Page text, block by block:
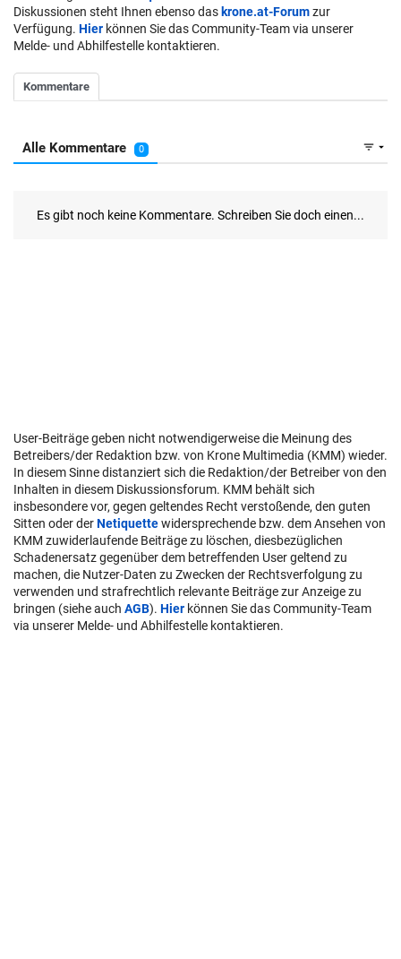
Diskussionen steht Ihnen ebenso das krone.at-Forumzur
Verfügung. Hier können Sie das Community-Team via unserer
Melde- und Abhilfestelle kontaktieren.
User-Beiträge geben nicht notwendigerweise die Meinung des
Betreibers/der Redaktion bzw. von Krone Multimedia (KMM) wieder.
In diesem Sinne distanziert sich die Redaktion/der Betreiber von den
Inhalten in diesem Diskussionsforum. KMM behält sich
insbesondere vor, gegen geltendes Recht verstoßende, den guten
Sitten oder derNetiquettewidersprechende bzw. dem Ansehen von
KMM zuwiderlaufende Beiträge zu löschen, diesbezüglichen
Schadenersatz gegenüber dem betreffenden User geltend zu
machen, die Nutzer-Daten zu Zwecken der Rechtsverfolgung zu
verwenden und strafrechtlich relevante Beiträge zur Anzeige zu
bringen (siehe auch AGB). Hier können Sie das Community-Team
via unserer Melde- und Abhilfestelle kontaktieren.